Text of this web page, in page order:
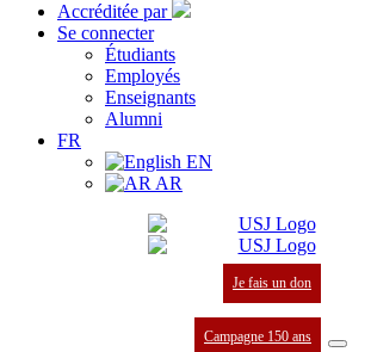
Accréditée par
Se connecter
Étudiants
Employés
Enseignants
Alumni
FR
EN
AR
Je fais un don
Campagne 150 ans